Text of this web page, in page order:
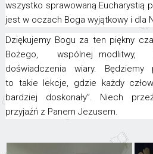
wszystko sprawowaną Eucharystią
jest w oczach Boga wyjątkowy i dla
Dziękujemy Bogu za ten piękny
Bożego, wspólnej modlitwy,
doświadczenia wiary. Będziemy
to takie lekcje, gdzie każdy
bardziej doskonały”. Niech
przyjaźń z Panem Jezusem.